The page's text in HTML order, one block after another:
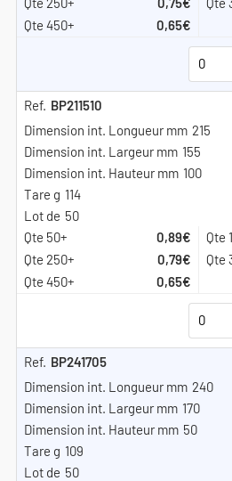
0,65€
BP211510
215
155
100
114
50
0,89€
0,79€
0,65€
BP241705
240
170
50
109
50